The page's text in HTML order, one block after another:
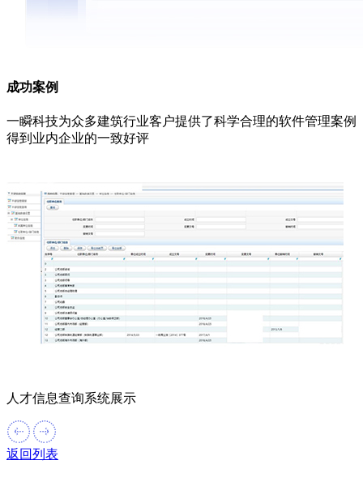
成功案例
一瞬科技为众多建筑行业客户提供了科学合理的软件管理案例
得到业内企业的一致好评
人才信息查询系统展示
返回列表